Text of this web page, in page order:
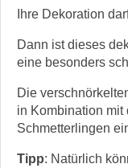
Ihre Dekoration
Dann ist dieses
eine besonders
Die
in Kombination
Schmetterlingen
Tipp: Natürlich